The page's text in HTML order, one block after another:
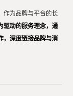
作为品牌与平台的长
驱动的服务理念，通
，深度链接品牌与消